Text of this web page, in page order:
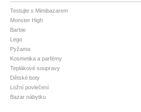
Testujte s Mimibazarem
Monster High
Barbie
Lego
Pyžama
Kosmetika a parfémy
Teplákové soupravy
Dětské boty
Ložní povlečení
Bazar nábytku